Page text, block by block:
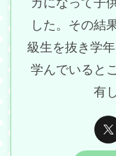
した。その結
級生を抜き学
学んでいると
有